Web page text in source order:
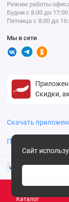
Каталог
Сайт
Режим работы
Будни с 8:00 до 17:00
Пятница с 8:00 до
Мы в сети
Скидки,
Скачать
Политика